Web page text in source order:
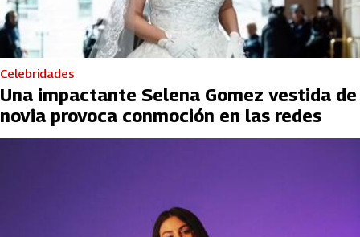
Celebridades
Una impactante Selena Gomez vestida de
novia provoca conmoción en las redes